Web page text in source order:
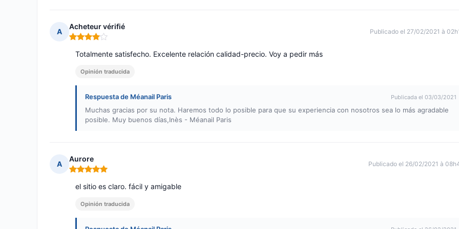
A
Acheteur vérifié
Nota: 4 de 5
Publicado el 27/02/2021 à
Totalmente satisfecho. Excelente relación calidad-precio. Voy a pedir más
Opinión traducida
Respuesta de Méanail Paris Publicada el 03/03/2021
Muchas gracias por su nota. Haremos todo lo posible para que su experiencia con nosotros sea lo más agradable
posible. Muy buenos días,Inès - Méanail Paris
A
Aurore
Nota: 5 de 5
Publicado el 26/02/2021 à
el sitio es claro. fácil y amigable
Opinión traducida